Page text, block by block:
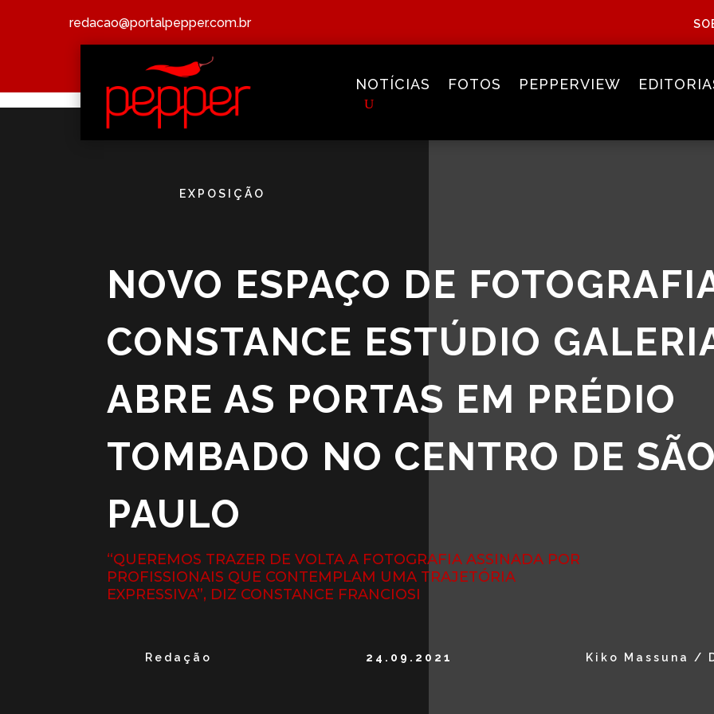
redacao@portalpepper.com.br
NOTÍCIAS FOTOS PEPPERVIEW
EXPOSIÇÃO
NOVO ESPAÇO DE
CONSTANCE ESTÚDIO
ABRE AS PORTAS EM PRÉDIO
TOMBADO NO CENTRO DE SÃO
PAULO
“QUEREMOS TRAZER DE VOLTA A FOTOGRAFIA ASSINADA POR
PROFISSIONAIS QUE CONTEMPLAM UMA TRAJETÓRIA
EXPRESSIVA”, DIZ CONSTANCE FRANCIOSI
Redação 24.09.2021 Kiko Massuna /